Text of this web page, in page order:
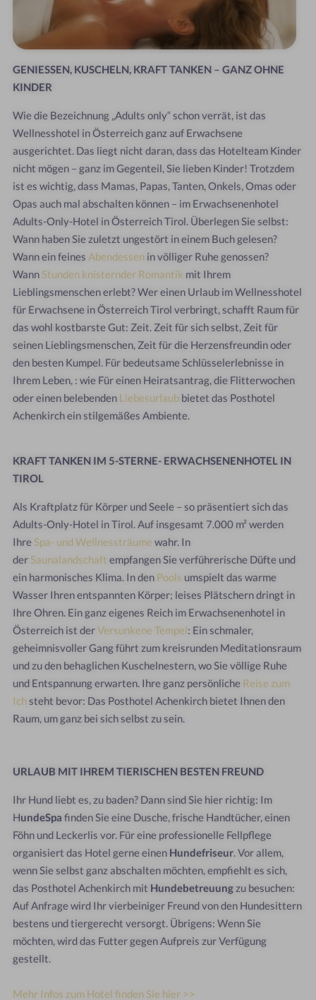
GENIESSEN, KUSCHELN, KRAFT TANKEN – GANZ OHNE
KINDER
Wie die Bezeichnung „Adults only“ schon verrät, ist das
Wellnesshotel in Österreich ganz auf Erwachsene
ausgerichtet. Das liegt nicht daran, dass das Hotelteam Kinder
nicht mögen – ganz im Gegenteil, Sie lieben Kinder! Trotzdem
ist es wichtig, dass Mamas, Papas, Tanten, Onkels, Omas oder
Opas auch mal abschalten können – im Erwachsenenhotel
Adults-Only-Hotel in Österreich Tirol. Überlegen Sie selbst:
Wann haben Sie zuletzt ungestört in einem Buch gelesen?
Wann ein feines Abendessen in völliger Ruhe genossen?
Wann Stunden knisternder Romantik mit Ihrem
Lieblingsmenschen erlebt? Wer einen Urlaub im Wellnesshotel
für Erwachsene in Österreich Tirol verbringt, schafft Raum für
das wohl kostbarste Gut: Zeit. Zeit für sich selbst, Zeit für
seinen Lieblingsmenschen, Zeit für die Herzensfreundin oder
den besten Kumpel. Für bedeutsame Schlüsselerlebnisse in
Ihrem Leben, : wie Für einen Heiratsantrag, die Flitterwochen
oder einen belebenden Liebesurlaub bietet das Posthotel
Achenkirch ein stilgemäßes Ambiente.
KRAFT TANKEN IM 5-STERNE- ERWACHSENENHOTEL IN
TIROL
Als Kraftplatz für Körper und Seele – so präsentiert sich das
Adults-Only-Hotel in Tirol. Auf insgesamt 7.000 m² werden
Ihre Spa- und Wellnessträume wahr. In
der Saunalandschaft empfangen Sie verführerische Düfte und
ein harmonisches Klima. In den Pools umspielt das warme
Wasser Ihren entspannten Körper; leises Plätschern dringt in
Ihre Ohren. Ein ganz eigenes Reich im Erwachsenenhotel in
Österreich ist derVersunkene Tempel: Ein schmaler,
geheimnisvoller Gang führt zum kreisrunden Meditationsraum
und zu den behaglichen Kuschelnestern, wo Sie völlige Ruhe
und Entspannung erwarten. Ihre ganz persönliche Reise zum
Ichsteht bevor: Das Posthotel Achenkirch bietet Ihnen den
Raum, um ganz bei sich selbst zu sein.
URLAUB MIT IHREM TIERISCHEN BESTEN FREUND
Ihr Hund liebt es, zu baden? Dann sind Sie hier richtig: Im
HundeSpafinden Sie eine Dusche, frische Handtücher, einen
Föhn und Leckerlis vor. Für eine professionelle Fellpflege
organisiert das Hotel gerne einen Hundefriseur. Vor allem,
wenn Sie selbst ganz abschalten möchten, empfiehlt es sich,
das Posthotel Achenkirch mit Hundebetreuung zu besuchen:
Auf Anfrage wird Ihr vierbeiniger Freund von den Hundesittern
bestens und tiergerecht versorgt. Übrigens: Wenn Sie
möchten, wird das Futter gegen Aufpreis zur Verfügung
gestellt.
Mehr Infos zum Hotel finden Sie hier >>